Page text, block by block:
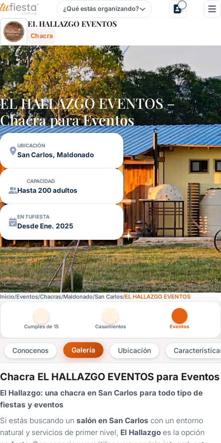
El Hallazgo Eventos - Chacra En San Carlos, Maldonado,
¿Qué estás organizando?
EL HALLAZGO EVENTOS
Chacra
EL HALLAZGO EVENTOS –
Chacra paraEventos
UBICACIÓN
San Carlos, Maldonado
CAPACIDAD
Hasta 200 adultos
EN TUFIESTA
Desde Ene. 2025
Inicio Eventos Chacras Maldonado San Carlos EL HALLAZGO EVENTOS
Otras versiones de esta ficha por tipo de festejo
Cumples de 15 Casamientos Eventos
Conocenos Galería Ubicación
Chacra EL HALLAZGO EVENTOS para Eventos
El Hallazgo: una chacra en San Carlos para todo tipo de
fiestas y eventos
Si estás buscando un salón en San Carlos con un entorno
natural y servicios de primer nivel, El Hallazgo es la opción
×
Consultar
¿Ya
tenés
cuenta?